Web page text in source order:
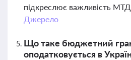
підкреслює важливість МТД
Джерело
Що таке бюджетний
оподатковується в